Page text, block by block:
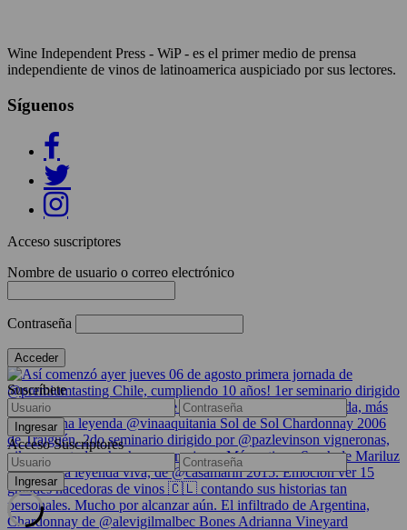
Wine Independent Press - WiP - es el primer medio de prensa
independiente de vinos de latinoamerica auspiciado por sus lectores.
Síguenos
Acceso suscriptores
Nombre de usuario o correo electrónico
Contraseña
Suscríbete
Acceso Suscriptores